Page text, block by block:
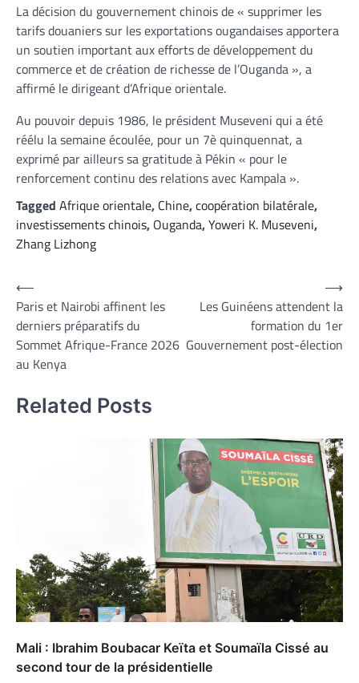
La décision du gouvernement chinois de « supprimer les
tarifs douaniers sur les exportations ougandaises apportera
un soutien important aux efforts de développement du
commerce et de création de richesse de l’Ouganda », a
affirmé le dirigeant d’Afrique orientale.
Au pouvoir depuis 1986, le président Museveni qui a été
réélu la semaine écoulée, pour un 7è quinquennat, a
exprimé par ailleurs sa gratitude à Pékin « pour le
renforcement continu des relations avec Kampala ».
Tagged Afrique orientale, Chine,coopération bilatérale,
investissements chinois, Ouganda,Yoweri K. Museveni,
Zhang Lizhong
Navigation
de
l’article
⟵
Paris et Nairobi affinent les
derniers préparatifs du
Sommet Afrique-France 2026
au Kenya
Les Guinéens attendent la
formation du 1er
Gouvernement post-élection
⟶
Related Posts
Mali : Ibrahim Boubacar Keïta et Soumaïla Cissé au
second tour de la présidentielle